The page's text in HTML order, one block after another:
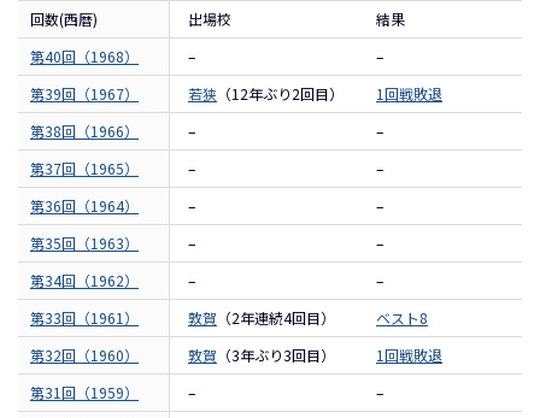
回数(西暦) 出場校
結果
第40回（1968）
–
–
第39回（1967）
若狭 （12年ぶり2回目）
1回戦敗退
第38回（1966）
–
–
第37回（1965）
–
–
第36回（1964）
–
–
第35回（1963）
–
–
第34回（1962）
–
–
第33回（1961）
敦賀 （2年連続4回目）
ベスト8
第32回（1960）
敦賀 （3年ぶり3回目）
1回戦敗退
第31回（1959）
–
–